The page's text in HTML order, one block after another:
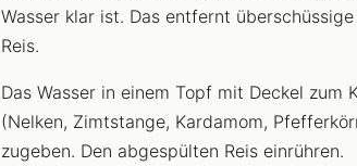
Wasser klar ist. Das entfernt
Reis.
Das Wasser in einem Topf mit Deckel zum
(Nelken, Zimtstange, Kardamom,
zugeben. Den abgespülten Reis einrühren.